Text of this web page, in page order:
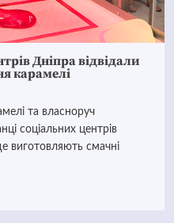
Дніпра відвідали
карамелі
та власноруч
соціальних центрів
виготовляють смачні